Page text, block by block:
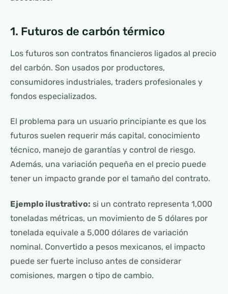
1. Futuros de carbón térmico
Los futuros son contratos financieros ligados al precio
del carbón. Son usados por productores,
consumidores industriales, traders profesionales y
fondos especializados.
El problema para un usuario principiante es que los
futuros suelen requerir más capital, conocimiento
técnico, manejo de garantías y control de riesgo.
Además, una variación pequeña en el precio puede
tener un impacto grande por el tamaño del contrato.
Ejemplo ilustrativo: si un contrato representa 1,000
toneladas métricas, un movimiento de 5 dólares por
tonelada equivale a 5,000 dólares de variación
nominal. Convertido a pesos mexicanos, el impacto
puede ser fuerte incluso antes de considerar
comisiones, margen o tipo de cambio.